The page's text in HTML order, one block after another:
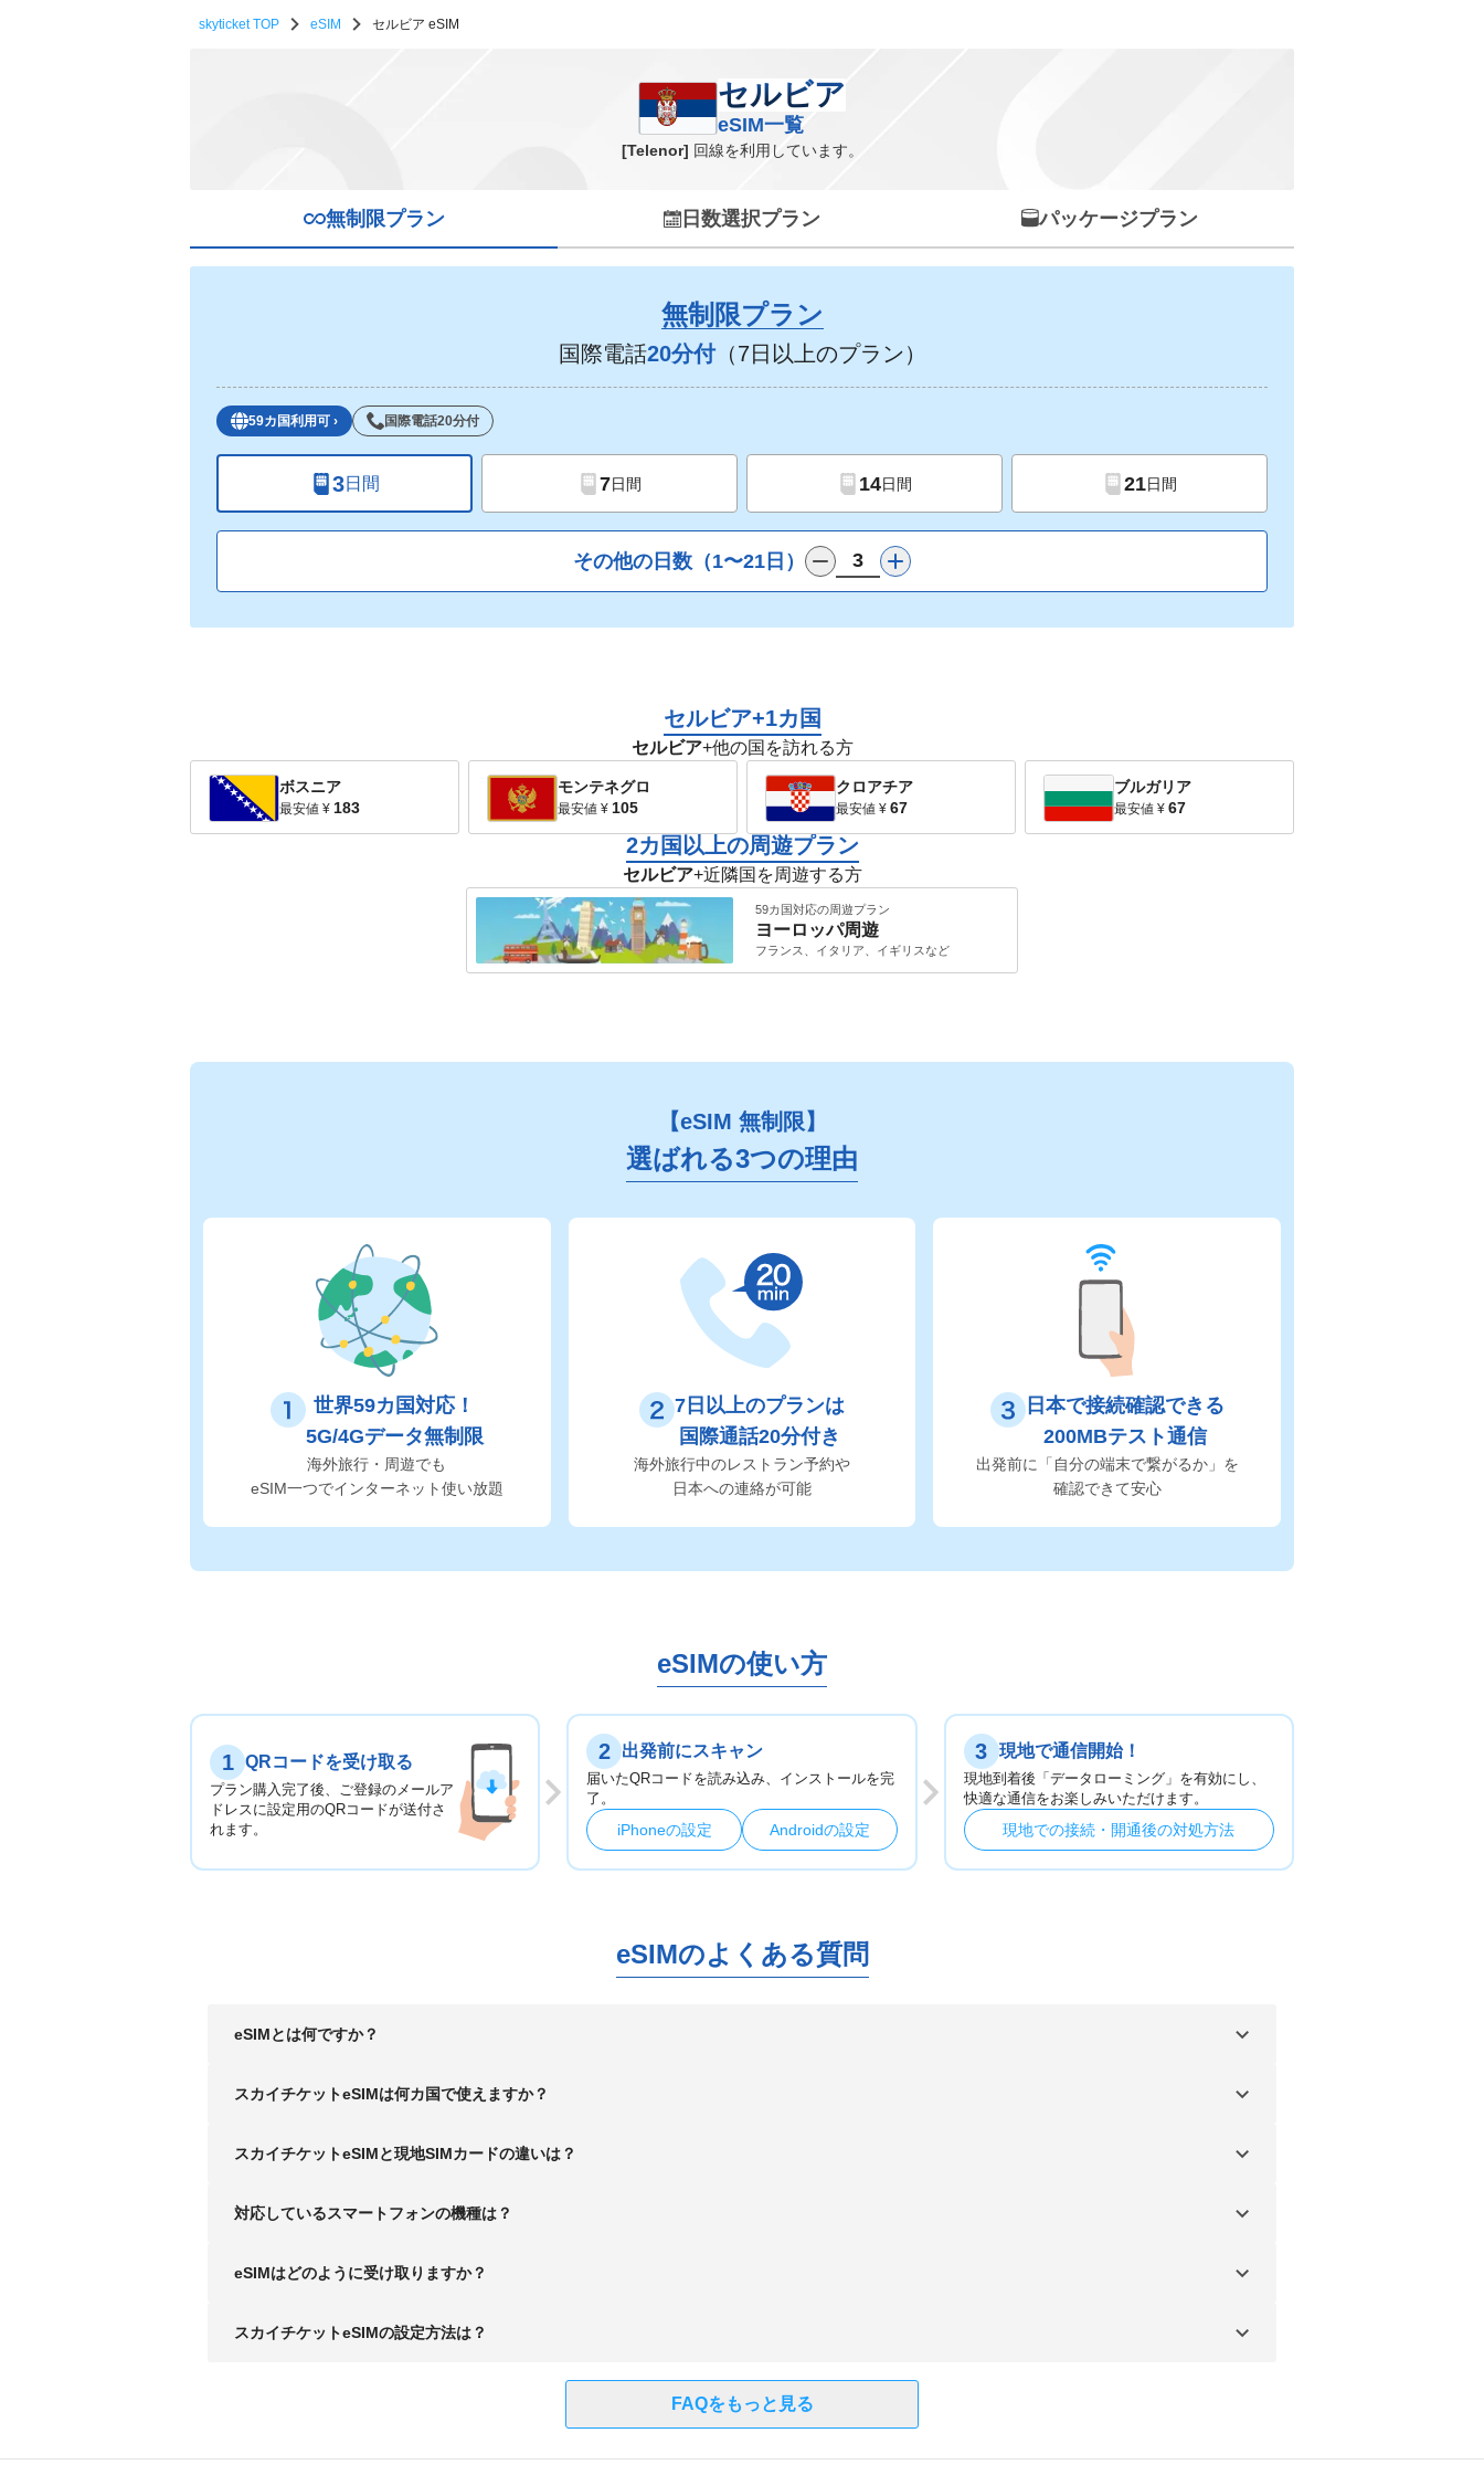
skyticket TOP eSIM セルビア eSIM
セルビア eSIM一覧セルビア
eSIM一覧
[Telenor] 回線を利用しています。
無制限プラン 日数選択プラン パッケージプラン
無制限プラン
国際電話20分付（7日以上のプラン）
59カ国利用可 › 国際電話20分付
3日間 7日間 14日間 21日間
その他の日数（1〜21日）
セルビア+1カ国
セルビア+他の国を訪れる方
ボスニア
最安値 ¥ 183
モンテネグロ
最安値 ¥ 105
クロアチア
最安値 ¥ 67
ブルガリア
最安値 ¥ 67
2カ国以上の周遊プラン
セルビア+近隣国を周遊する方
59カ国対応の周遊プラン
ヨーロッパ周遊
フランス、イタリア、イギリスなど
【eSIM 無制限】
選ばれる3つの理由
世界59カ国対応！
5G/4Gデータ無制限
海外旅行・周遊でも
eSIM一つでインターネット使い放題
7日以上のプランは
国際通話20分付き
海外旅行中のレストラン予約や
日本への連絡が可能
日本で接続確認できる
200MBテスト通信
出発前に「自分の端末で繋がるか」を
確認できて安心
eSIMの使い方
1 QRコードを受け取る
プラン購入完了後、ご登録のメールア
ドレスに設定用のQRコードが送付さ
れます。
2 出発前にスキャン
届いたQRコードを読み込み、インストールを完
了。
iPhoneの設定 Androidの設定
3 現地で通信開始！
現地到着後「データローミング」を有効にし、
快適な通信をお楽しみいただけます。
現地での接続・開通後の対処方法
eSIMのよくある質問
eSIMとは何ですか？
スカイチケットeSIMは何カ国で使えますか？
スカイチケットeSIMと現地SIMカードの違いは？
対応しているスマートフォンの機種は？
eSIMはどのように受け取りますか？
スカイチケットeSIMの設定方法は？
FAQをもっと見る